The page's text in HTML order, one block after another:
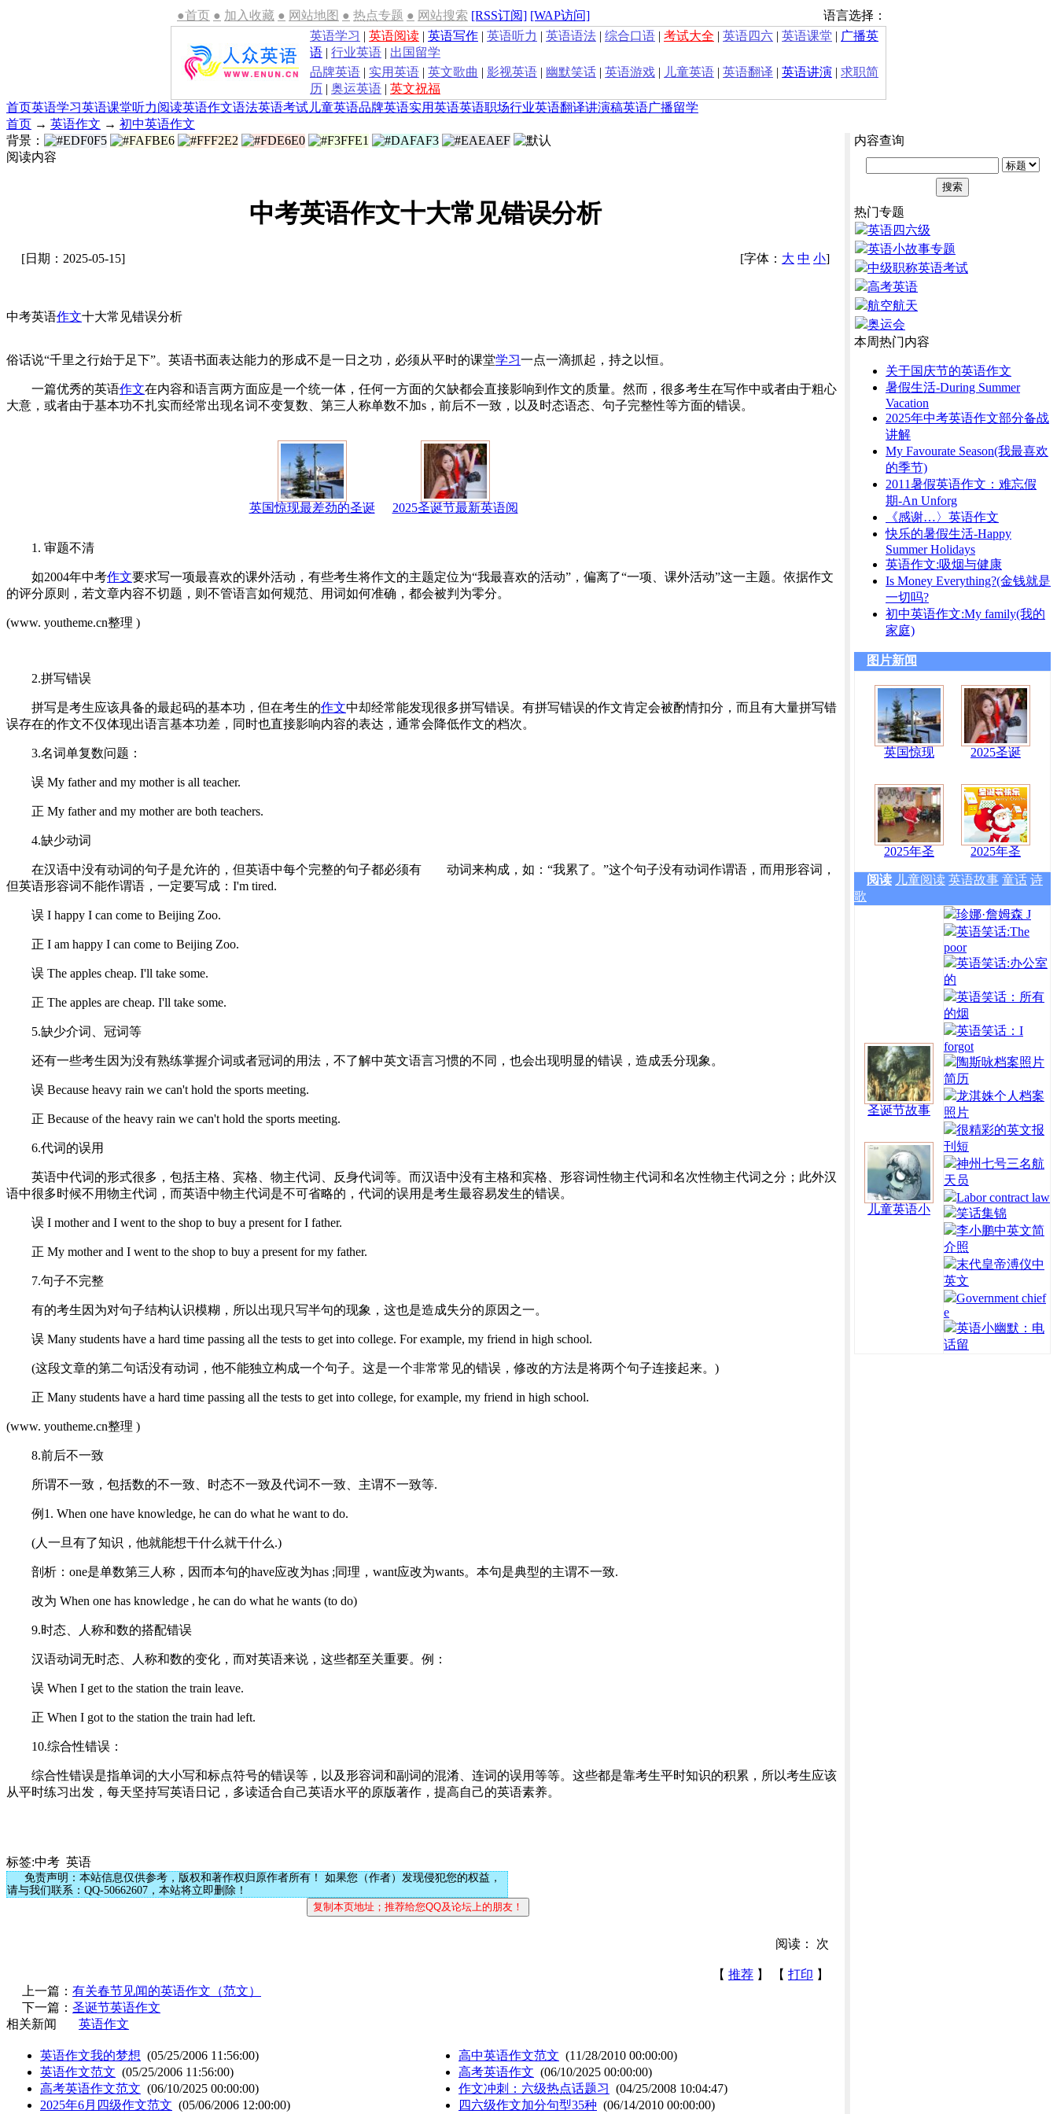
●首页 ● 加入收藏 ● 网站地图 ● 热点专题 ● 网站搜索 [RSS订阅] [WAP访问]
语言选择：
英语学习 | 英语阅读 | 英语写作 | 英语听力 | 英语语法 | 综合口语 | 考试大全 | 英语四六 | 英语课堂 | 广播英
语 | 行业英语 | 出国留学
品牌英语 | 实用英语 | 英文歌曲 | 影视英语 | 幽默笑话 | 英语游戏 | 儿童英语 | 英语翻译 | 英语讲演 | 求职简
历 | 奥运英语 | 英文祝福
首页英语学习英语课堂听力阅读英语作文语法英语考试 儿童英语品牌英语实用英语英语职场行业英语翻译讲演稿英语广播留学
首页 → 英语作文 → 初中英语作文
背景：
阅读内容
中考英语作文十大常见错误分析
[日期：2025-05-15] [字体： 大 中 小]
中考英语作文十大常见错误分析
俗话说“千里之行始于足下”。英语书面表达能力的形成不是一日之功，必须从平时的课堂学习一点一滴抓起，持之以恒。
一篇优秀的英语作文在内容和语言两方面应是一个统一体，任何一方面的欠缺都会直接影响到作文的质量。然而，很多考生在写作中或者由于粗心
大意，或者由于基本功不扎实而经常出现名词不变复数、第三人称单数不加s，前后不一致，以及时态语态、句子完整性等方面的错误。
英国惊现最差劲的圣诞 2025圣诞节最新英语阅
1. 审题不清
如2004年中考作文要求写一项最喜欢的课外活动，有些考生将作文的主题定位为“我最喜欢的活动”，偏离了“一项、课外活动”这一主题。依据作文
的评分原则，若文章内容不切题，则不管语言如何规范、用词如何准确，都会被判为零分。
(www. youtheme.cn整理 )
2.拼写错误
拼写是考生应该具备的最起码的基本功，但在考生的作文中却经常能发现很多拼写错误。有拼写错误的作文肯定会被酌情扣分，而且有大量拼写错
误存在的作文不仅体现出语言基本功差，同时也直接影响内容的表达，通常会降低作文的档次。
3.名词单复数问题：
误 My father and my mother is all teacher.
正 My father and my mother are both teachers.
4.缺少动词
在汉语中没有动词的句子是允许的，但英语中每个完整的句子都必须有 动词来构成，如：“我累了。”这个句子没有动词作谓语，而用形容词，
但英语形容词不能作谓语，一定要写成：I'm tired.
误 I happy I can come to Beijing Zoo.
正 I am happy I can come to Beijing Zoo.
误 The apples cheap. I'll take some.
正 The apples are cheap. I'll take some.
5.缺少介词、冠词等
还有一些考生因为没有熟练掌握介词或者冠词的用法，不了解中英文语言习惯的不同，也会出现明显的错误，造成丢分现象。
误 Because heavy rain we can't hold the sports meeting.
正 Because of the heavy rain we can't hold the sports meeting.
6.代词的误用
英语中代词的形式很多，包括主格、宾格、物主代词、反身代词等。而汉语中没有主格和宾格、形容词性物主代词和名次性物主代词之分；此外汉
语中很多时候不用物主代词，而英语中物主代词是不可省略的，代词的误用是考生最容易发生的错误。
误 I mother and I went to the shop to buy a present for I father.
正 My mother and I went to the shop to buy a present for my father.
7.句子不完整
有的考生因为对句子结构认识模糊，所以出现只写半句的现象，这也是造成失分的原因之一。
误 Many students have a hard time passing all the tests to get into college. For example, my friend in high school.
(这段文章的第二句话没有动词，他不能独立构成一个句子。这是一个非常常见的错误，修改的方法是将两个句子连接起来。)
正 Many students have a hard time passing all the tests to get into college, for example, my friend in high school.
(www. youtheme.cn整理 )
8.前后不一致
所谓不一致，包括数的不一致、时态不一致及代词不一致、主谓不一致等.
例1. When one have knowledge, he can do what he want to do.
(人一旦有了知识，他就能想干什么就干什么.)
剖析：one是单数第三人称，因而本句的have应改为has ;同理，want应改为wants。本句是典型的主谓不一致.
改为 When one has knowledge , he can do what he wants (to do)
9.时态、人称和数的搭配错误
汉语动词无时态、人称和数的变化，而对英语来说，这些都至关重要。例：
误 When I get to the station the train leave.
正 When I got to the station the train had left.
10.综合性错误：
综合性错误是指单词的大小写和标点符号的错误等，以及形容词和副词的混淆、连词的误用等等。这些都是靠考生平时知识的积累，所以考生应该
从平时练习出发，每天坚持写英语日记，多读适合自己英语水平的原版著作，提高自己的英语素养。
标签:中考 英语
免责声明：本站信息仅供参考，版权和著作权归原作者所有！ 如果您（作者）发现侵犯您的权益，
请与我们联系：QQ-50662607，本站将立即删除！
阅读： 次
【 推荐 】 【 打印 】
上一篇： 有关春节见闻的英语作文（范文）
下一篇： 圣诞节英语作文
相关新闻
英语作文
英语作文我的梦想 (05/25/2006 11:56:00)
英语作文范文 (05/25/2006 11:56:00)
高考英语作文范文 (06/10/2025 00:00:00)
2025年6月四级作文范文 (05/06/2006 12:00:00)
高中英语作文范文 (11/28/2010 00:00:00)
高考英语作文 (06/10/2025 00:00:00)
作文冲刺：六级热点话题习 (04/25/2008 10:04:47)
四六级作文加分句型35种 (06/14/2010 00:00:00)
内容查询
热门专题
英语四六级
英语小故事专题
中级职称英语考试
高考英语
航空航天
奥运会
本周热门内容
关于国庆节的英语作文
暑假生活-During Summer
Vacation
2025年中考英语作文部分备战
讲解
My Favourate Season(我最喜欢
的季节)
2011暑假英语作文：难忘假
期-An Unforg
《感谢…〉英语作文
快乐的暑假生活-Happy
Summer Holidays
英语作文:吸烟与健康
Is Money Everything?(金钱就是
一切吗?
初中英语作文:My family(我的
家庭)
图片新闻
英国惊现 2025圣诞
2025年圣 2025年圣
阅读 儿童阅读 英语故事 童话 诗
歌
圣诞节故事
儿童英语小
珍娜·詹姆森 J
英语笑话:The
poor
英语笑话:办公室
的
英语笑话：所有
的烟
英语笑话：I
forgot
陶斯咏档案照片
简历
龙淇姝个人档案
照片
很精彩的英文报
刊短
神州七号三名航
天员
Labor contract law
笑话集锦
李小鹏中英文简
介照
末代皇帝溥仪中
英文
Government chief
e
英语小幽默：电
话留